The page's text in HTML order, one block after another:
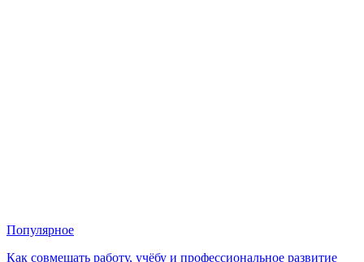
Популярное
Как совмещать работу, учёбу и профессиональное развитие